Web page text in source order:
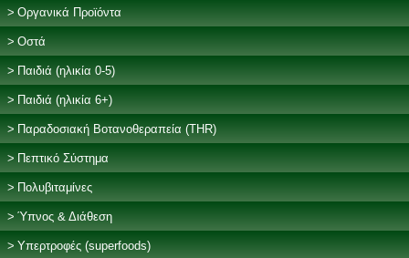
Οργανικά Προϊόντα
Οστά
Παιδιά (ηλικία 0-5)
Παιδιά (ηλικία 6+)
Παραδοσιακή Βοτανοθεραπεία (THR)
Πεπτικό Σύστημα
Πολυβιταμίνες
Ύπνος & Διάθεση
Υπερτροφές (superfoods)